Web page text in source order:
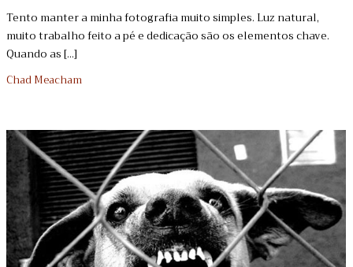
Tento manter a minha fotografia muito simples. Luz natural,
muito trabalho feito a pé e dedicação são os elementos chave.
Quando as [...]
Chad Meacham